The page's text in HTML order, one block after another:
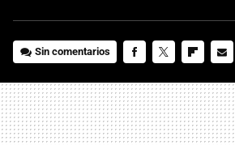
Sin comentarios
MAIL